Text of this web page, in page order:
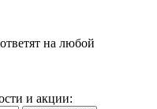
на любой
и акции: